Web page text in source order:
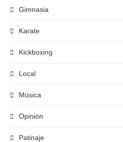
Gimnasia
Karate
Kickboxing
Local
Música
Opinión
Patinaje